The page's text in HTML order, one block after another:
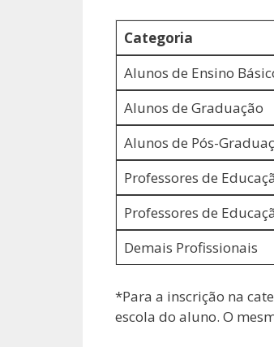
Categoria
Alunos de Ensino
Alunos de Graduação
Alunos de Pós-
Professores de
Professores de
Demais Profissionais
*Para a inscrição na
escola do aluno. O